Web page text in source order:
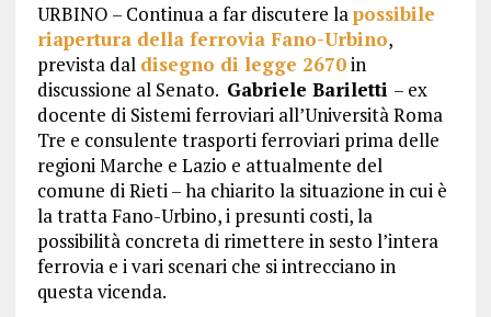
URBINO – Continua a far discutere lapossibile
riapertura della ferrovia Fano-Urbino,
prevista dal disegno di legge 2670in
discussione al Senato. Gabriele Bariletti – ex
docente di Sistemi ferroviari all’Università Roma
Tre e consulente trasporti ferroviari prima delle
regioni Marche e Lazio e attualmente del
comune di Rieti – ha chiarito la situazione in cui è
la tratta Fano-Urbino, i presunti costi, la
possibilità concreta di rimettere in sesto l’intera
ferrovia e i vari scenari che si intrecciano in
questa vicenda.